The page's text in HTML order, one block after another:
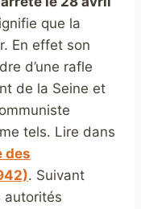
que la
En effet son
d’une rafle
de la Seine et
tels. Lire dans
des
. Suivant
autorités